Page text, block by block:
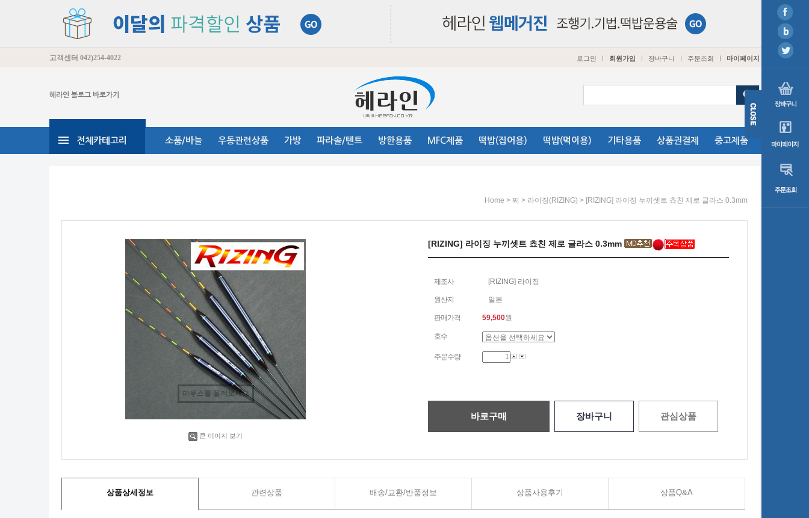
고객센터 042)254-4022 로그인 ㅣ 회원가입 ㅣ 장바구니 ㅣ 주문조회 ㅣ 마이페이지
헤라인 블로그 바로가기
전체카테고리 소품/바늘 우동관련상품 가방 파라솔/텐트 방한용품 MFC제품 떡밥(집어용) 떡밥(먹이용) 기타용품 상품권결제 중고제품
Home > 찌 > 라이징(RIZING) > [RIZING] 라이징 누끼셋트 쵸친 제로 글라스 0.3mm
마우스를 올려보세요
큰 이미지 보기
[RIZING] 라이징 누끼셋트 쵸친 제로 글라스 0.3mm
제조사 [RIZING] 라이징
원산지 일본
판매가격 59,500원
호수
주문수량
바로구매 장바구니 관심상품
상품상세정보 관련상품 배송/교환/반품정보 상품사용후기 상품Q&A